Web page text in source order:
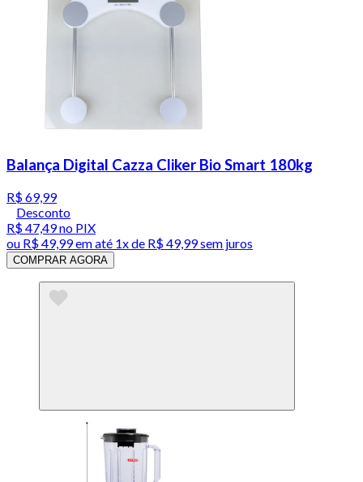
Balança Digital Cazza Cliker Bio Smart 180kg
R$ 69,99
Desconto
R$ 47,49no PIX
ou R$ 49,99em até 1x de R$ 49,99sem juros
COMPRAR AGORA